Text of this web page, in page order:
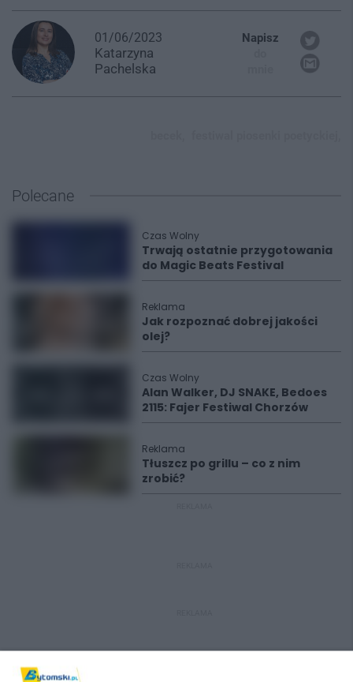
01/06/2023
Katarzyna
Pachelska
Napisz
Polecane
Czas Wolny
Trwają ostatnie przygotowania
do Magic Beats Festival
Reklama
Jak rozpoznać dobrej jakości
olej?
Czas Wolny
Alan Walker, DJ SNAKE, Bedoes
2115: Fajer Festiwal Chorzów
Reklama
Tłuszcz po grillu – co z nim
zrobić?